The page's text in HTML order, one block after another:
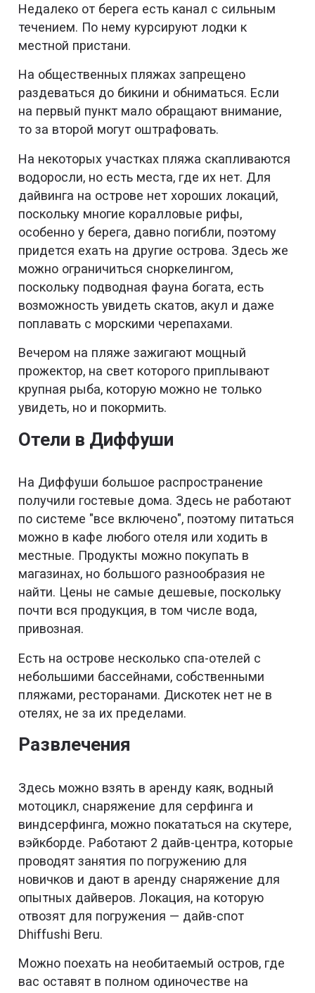
Недалеко от берега есть канал с сильным
течением. По нему курсируют лодки к
местной пристани.
На общественных пляжах запрещено
раздеваться до бикини и обниматься. Если
на первый пункт мало обращают внимание,
то за второй могут оштрафовать.
На некоторых участках пляжа скапливаются
водоросли, но есть места, где их нет. Для
дайвинга на острове нет хороших локаций,
поскольку многие коралловые рифы,
особенно у берега, давно погибли, поэтому
придется ехать на другие острова. Здесь же
можно ограничиться сноркелингом,
поскольку подводная фауна богата, есть
возможность увидеть скатов, акул и даже
поплавать с морскими черепахами.
Вечером на пляже зажигают мощный
прожектор, на свет которого приплывают
крупная рыба, которую можно не только
увидеть, но и покормить.
Отели в Диффуши
На Диффуши большое распространение
получили гостевые дома. Здесь не работают
по системе "все включено", поэтому питаться
можно в кафе любого отеля или ходить в
местные. Продукты можно покупать в
магазинах, но большого разнообразия не
найти. Цены не самые дешевые, поскольку
почти вся продукция, в том числе вода,
привозная.
Есть на острове несколько спа-отелей с
небольшими бассейнами, собственными
пляжами, ресторанами. Дискотек нет не в
отелях, не за их пределами.
Развлечения
Здесь можно взять в аренду каяк, водный
мотоцикл, снаряжение для серфинга и
виндсерфинга, можно покататься на скутере,
вэйкборде. Работают 2 дайв-центра, которые
проводят занятия по погружению для
новичков и дают в аренду снаряжение для
опытных дайверов. Локация, на которую
отвозят для погружения — дайв-спот
Dhiffushi Beru.
Можно поехать на необитаемый остров, где
вас оставят в полном одиночестве на